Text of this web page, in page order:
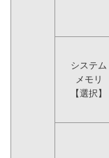
システム
メモリ
【選択】